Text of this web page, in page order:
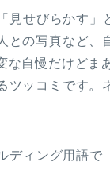
見せびらかす
との写真など、
な自慢だけどま
ツッコミです。
ディング用語